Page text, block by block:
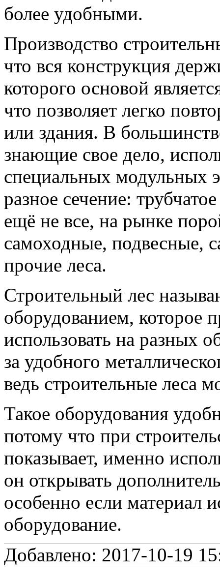
более удобными.
Производство
что вся конструкция
которого основой
что позволяет легко
или здания. В
знающие свое дело,
специальных модульных
разное сечение:
ещё не все, на рынке
самоходные, подвесные,
прочие леса.
Строительный лес
оборудованием, которое
использовать на разных
за удобного
ведь строительные леса
Такое оборудования
потому что при
показывает, именно
он открывать
особенно если материал
оборудование.
Добавлено: 2017-10-19